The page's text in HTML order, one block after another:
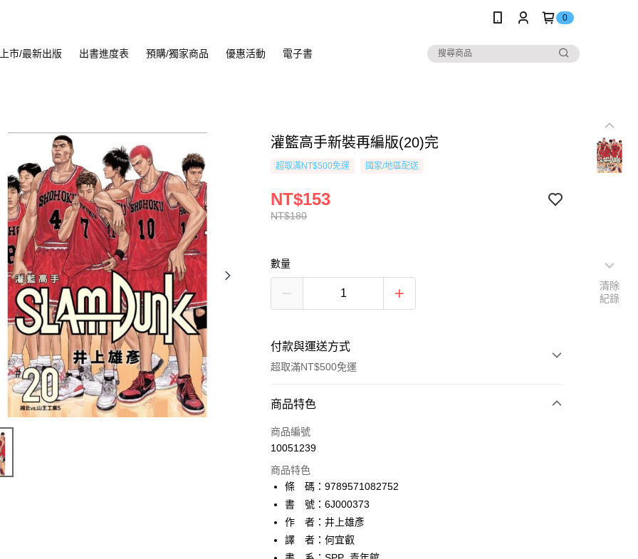
0
市/最新出版 出書進度表 預購/獨家商品 優惠活動 電子書
灌籃高手新裝再編版(20)完
超取滿NT$500免運 國家/地區配送
NT$180
NT$153
數量
付款與運送方式
超取滿NT$500免運
付款方式
信用卡一次付款
AFTEE先享後付
相關說明
AFTEE先享後付是「在收到商品之後才付款」的支付方式。 讓您購物簡單
便利好安心！
１．簡單：不需註冊會員、不需綁卡、不需儲值。
ATM付款
商品特色
商品編號
10051239
商品特色
條 碼：9789571082752
書 號：6J000373
作 者：井上雄彥
譯 者：何宜叡
清除
紀錄